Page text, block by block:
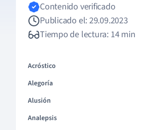
Contenido verificado
Publicado el: 29.09.2023
Tiempo de lectura: 14 min
Acróstico
Alegoría
Alusión
Analepsis